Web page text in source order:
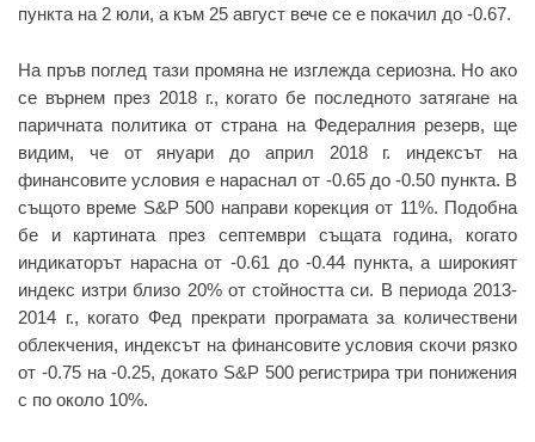
пункта на 2 юли, а към 25 август вече се е покачил до -0.67.
На пръв поглед тази промяна не изглежда сериозна. Но ако
се върнем през 2018 г., когато бе последното затягане на
паричната политика от страна на Федералния резерв, ще
видим, че от януари до април 2018 г. индексът на
финансовите условия е нараснал от -0.65 до -0.50 пункта. В
същото време S&P 500 направи корекция от 11%. Подобна
бе и картината през септември същата година, когато
индикаторът нарасна от -0.61 до -0.44 пункта, а широкият
индекс изтри близо 20% от стойността си. В периода 2013-
2014 г., когато Фед прекрати програмата за количествени
облекчения, индексът на финансовите условия скочи рязко
от -0.75 на -0.25, докато S&P 500 регистрира три понижения
с по около 10%.